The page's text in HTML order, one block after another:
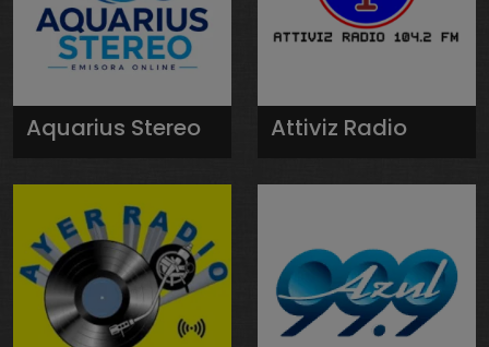
Aquarius Stereo Attiviz Radio